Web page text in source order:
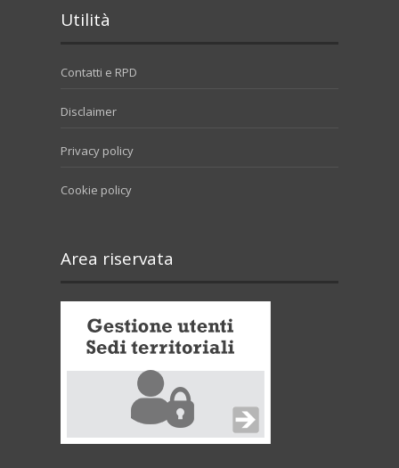
Utilità
Contatti e RPD
Disclaimer
Privacy policy
Cookie policy
Area riservata